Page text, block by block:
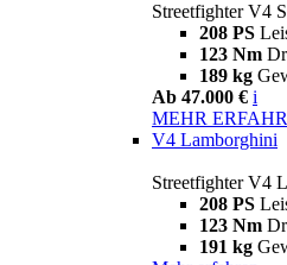
Streetfighter V4
208 PS
123 Nm
189 kg
Ab 47.000 € i
MEHR
V4 Lamborghini
Streetfighter V4
208 PS
123 Nm
191 kg